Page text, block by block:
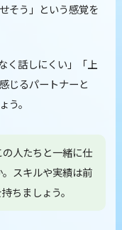
そう」という感覚を
く話しにくい」「上
じるパートナーと
う。
人たちと一緒に仕
スキルや実績は前
ちましょう。